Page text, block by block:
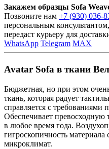
Закажем образцы Sofa
Позвоните нам +7 (930) 036-
персональным
передаст курьеру для
WhatsApp Telegram MAX
Avatar Sofa в ткани
Бюджетная, но при этом
ткань, которая радует
справляется с требованиями
Обеспечивает превосходную
в любое время года.
гигроскопичность
микроклимат.